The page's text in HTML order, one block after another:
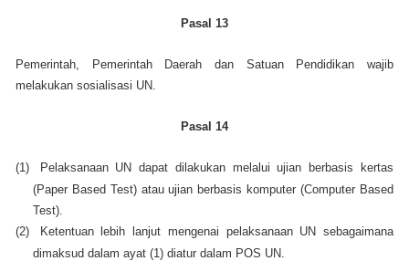
Pasal 13
Pemerintah, Pemerintah Daerah dan Satuan Pendidikan wajib
melakukan sosialisasi UN.
Pasal 14
(1)
Pelaksanaan UN dapat dilakukan melalui ujian berbasis kertas
(Paper Based Test) atau ujian berbasis komputer (Computer Based
Test).
(2)
Ketentuan lebih lanjut mengenai pelaksanaan UN sebagaimana
dimaksud dalam ayat (1) diatur dalam POS UN.